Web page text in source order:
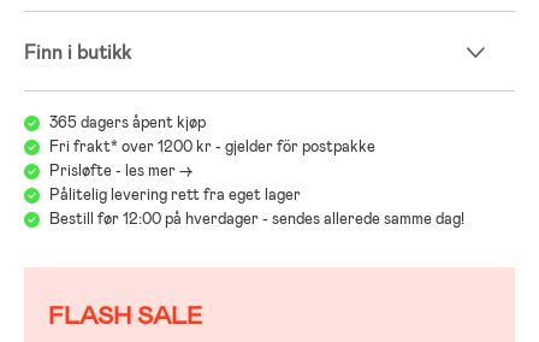
Finn i butikk
365 dagers åpent kjøp
Fri frakt* over 1200 kr - gjelder för postpakke
Prisløfte - les mer ->
Pålitelig levering rett fra eget lager
Bestill før 12:00 på hverdager - sendes allerede samme dag!
FLASH SALE